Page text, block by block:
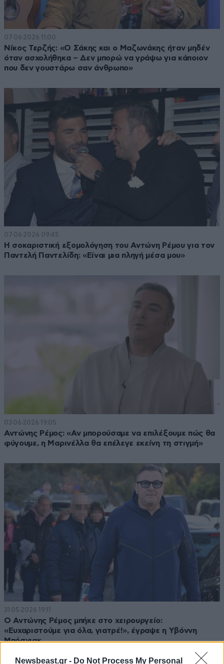
Newsbeast.gr - Do Not Process My Personal
07·06·2026 11:00
Νίκος Τερζής: «Ο Σάκης και ο Μαζωνάκης ήταν μηδέν
όταν ασχολήθηκα – Δεν μπορώ να γράψω για κάποιον
που δεν γουστάρω σαν άνθρωπο»
07·06·2026 09:45
Η σοκαριστική εξομολόγηση του Αντώνη Ρέμου για τον
Παντελή Παντελίδη: «Είναι μια πληγή μέσα μου»
03·06·2026 19:05
Αντώνης Ρέμος: «Αν μπορούσαμε να επιλέξουμε πώς θα
φύγουμε, η Μαρινέλλα θα επέλεγε εκείνη τη στιγμή»
31·05·2026 19:11
Ο Αντώνης Ρέμος μπήκε στο χειρουργείο:
«Ευχαριστούμε για όλα, γιατρέ!», έγραψε η Υβόννη
Μπόσνιακ